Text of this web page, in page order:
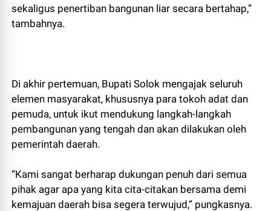
sekaligus penertiban bangunan liar secara bertahap,”
tambahnya.
Di akhir pertemuan, Bupati Solok mengajak seluruh
elemen masyarakat, khususnya para tokoh adat dan
pemuda, untuk ikut mendukung langkah-langkah
pembangunan yang tengah dan akan dilakukan oleh
pemerintah daerah.
“Kami sangat berharap dukungan penuh dari semua
pihak agar apa yang kita cita-citakan bersama demi
kemajuan daerah bisa segera terwujud,” pungkasnya.